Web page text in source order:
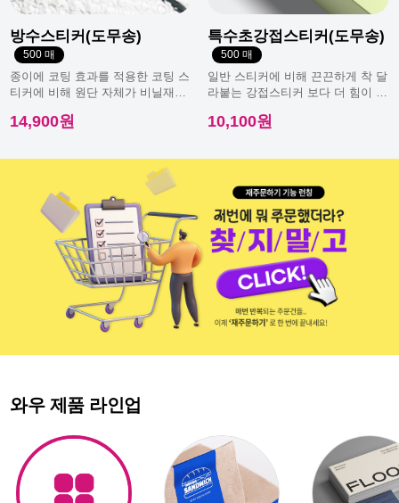
방수스티커(도무송)
500 매
종이에 코팅 효과를 적용한 코팅 스
티커에 비해 원단 자체가 비닐재질
14,900원
특수초강접스티커(도무송)
500 매
일반 스티커에 비해 끈끈하게 착 달
라붙는 강접스티커 보다 더 힘이 남
10,100원
와우 제품 라인업